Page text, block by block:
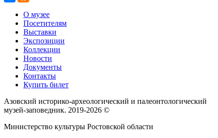
О музее
Посетителям
Выставки
Экспозиции
Коллекции
Новости
Документы
Контакты
Купить билет
Азовский историко‑археологический и палеонтологический
музей‑заповедник. 2019-2026 ©
Министерство культуры Ростовской области